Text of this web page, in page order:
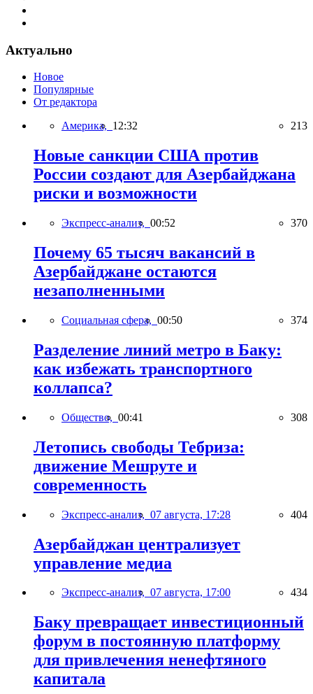
Актуально
Новое
Популярные
От редактора
Америка, 12:32 213
Новые санкции США против
России создают для Азербайджана
риски и возможности
Экспресс-анализ, 00:52 370
Почему 65 тысяч вакансий в
Азербайджане остаются
незаполненными
Социальная сфера, 00:50 374
Разделение линий метро в Баку:
как избежать транспортного
коллапса?
Общество, 00:41 308
Летопись свободы Тебриза:
движение Мешруте и
современность
Экспресс-анализ, 07 августа, 17:28 404
Азербайджан централизует
управление медиа
Экспресс-анализ, 07 августа, 17:00 434
Баку превращает инвестиционный
форум в постоянную платформу
для привлечения ненефтяного
капитала